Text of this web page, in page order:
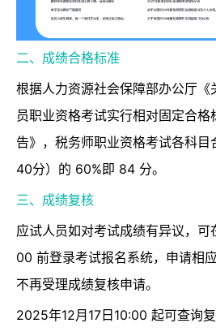
二、成绩合格标准
根据人力资源社会保障部办公厅
员职业资格考试实行相对固定合格
告》，税务师职业资格考试各科目
40分）的 60%即 84 分。
三、成绩复核
应试人员如对考试成绩有异议，
00 前登录考试报名系统，申请相
不再受理成绩复核申请。
2025年12月17日10:00 起可查询复